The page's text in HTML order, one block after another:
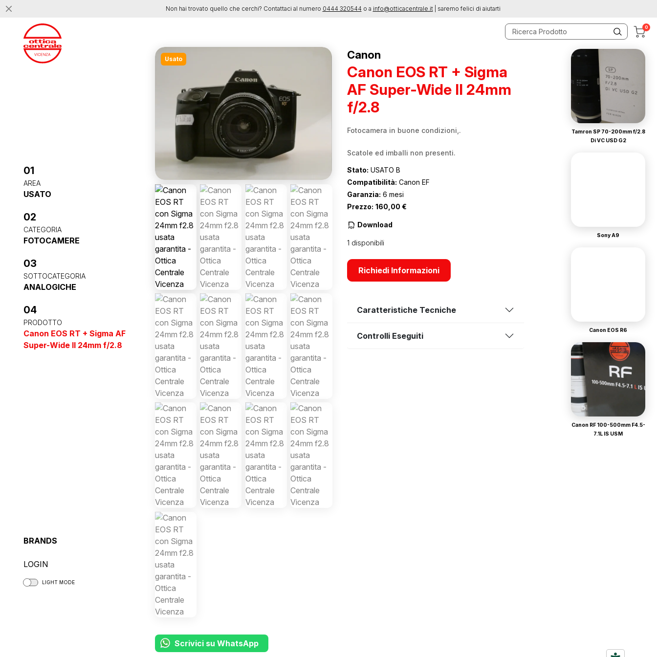
0
01
AREA
USATO
02
CATEGORIA
FOTOCAMERE
03
SOTTOCATEGORIA
ANALOGICHE
04
PRODOTTO
Canon EOS RT + Sigma AF
Super-Wide II 24mm f/2.8
BRANDS
LOGIN
LIGHT MODE
Usato Canon
Canon EOS RT + Sigma
AF Super-Wide II 24mm
f/2.8
Fotocamera in buone condizioni,.
Scatole ed imballi non presenti.
Stato: USATO B
Compatibilità: Canon EF
Garanzia: 6 mesi
Prezzo: 160,00 €
Download
1 disponibili
Richiedi Informazioni
Caratteristiche Tecniche
Controlli Eseguiti
Scrivici su WhatsApp
Tamron SP 70-200mm f/2.8
Di VC USD G2
Sony A9
Canon EOS R6
Canon RF 100-500mm F4.5-
7.1L IS USM
Non hai trovato quello che cerchi? Contattaci al numero 0444 320544 o a info@otticacentrale.it| saremo felici di aiutarti